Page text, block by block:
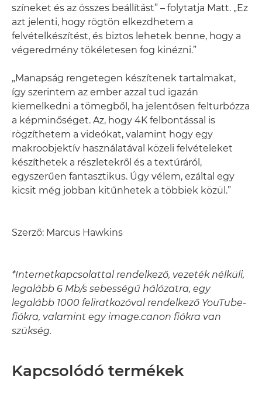
színeket és az összes beállítást” – folytatja Matt. „Ez
azt jelenti, hogy rögtön elkezdhetem a
felvételkészítést, és biztos lehetek benne, hogy a
végeredmény tökéletesen fog kinézni.”
„Manapság rengetegen készítenek tartalmakat,
így szerintem az ember azzal tud igazán
kiemelkedni a tömegből, ha jelentősen felturbózza
a képminőséget. Az, hogy 4K felbontással is
rögzíthetem a videókat, valamint hogy egy
makroobjektív használatával közeli felvételeket
készíthetek a részletekről és a textúráról,
egyszerűen fantasztikus. Úgy vélem, ezáltal egy
kicsit még jobban kitűnhetek a többiek közül.”
Szerző: Marcus Hawkins
*Internetkapcsolattal rendelkező, vezeték nélküli,
legalább 6 Mb/s sebességű hálózatra, egy
legalább 1000 feliratkozóval rendelkező YouTube-
fiókra, valamint egy image.canon fiókra van
szükség.
Kapcsolódó termékek